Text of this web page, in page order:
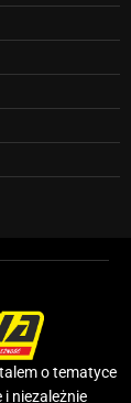
o tematyce
niezależnie